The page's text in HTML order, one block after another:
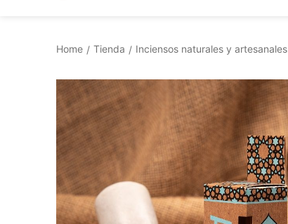
Home / Tienda / Inciensos naturales y artesanales